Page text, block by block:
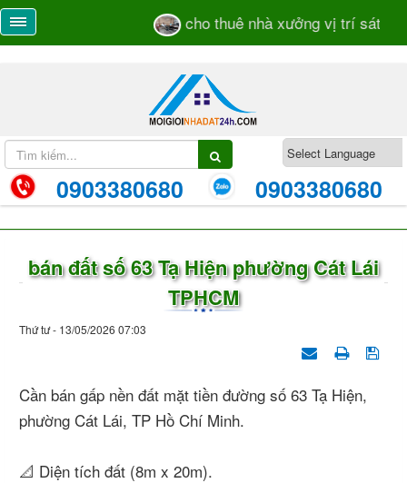
cho thuê nhà xưởng vị trí sát mặt
0903380680 0903380680
bán đất số 63 Tạ Hiện phường Cát Lái
TPHCM
Thứ tư - 13/05/2026 07:03
Cần bán gấp nền đất mặt tiền đường số 63 Tạ Hiện,
phường Cát Lái, TP Hồ Chí Minh.
📐 Diện tích đất (8m x 20m).